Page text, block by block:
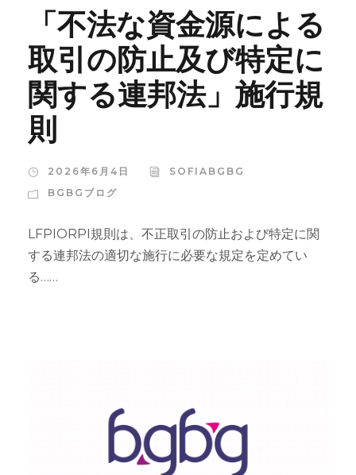
「不法な資金源による
取引の防止及び特定に
関する連邦法」施行規
則
2026年6月4日
SOFIABGBG
BGBGブログ
LFPIORPI規則は、不正取引の防止および特定に関
する連邦法の適切な施行に必要な規定を定めてい
る……